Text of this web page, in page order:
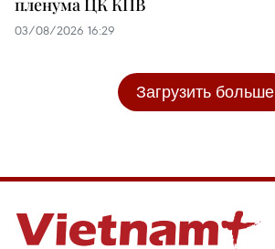
03/08/2026 16:29
Загрузить больше